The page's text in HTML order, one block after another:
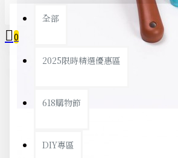
全部
2025限時精選優惠區
618購物節
DIY專區
0
您的購物車內沒有商品！